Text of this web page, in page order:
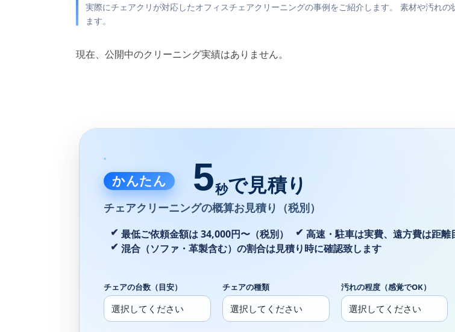
実際にチェアクリが対応したオフィスチェアクリーニングの事例をご紹介します。 素材や汚れ
ます。
現在、公開中のクリーニング実績はありません。
かんたん 5秒で見積り
チェアクリーニングの概算お見積り（税別）
最低ご依頼金額は 34,000円〜（税別）
高速・駐車は実費、遠方費は距離
混合（ソファ・革製含む）の割合は見積り時に確認致します
チェアの台数（目安） チェアの種類 汚れの程度（感覚でOK）